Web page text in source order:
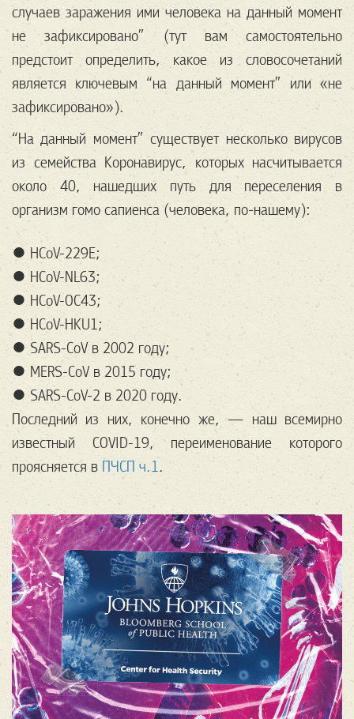
случаев заражения ими человека на данный момент
не зафиксировано” (тут вам самостоятельно
предстоит определить, какое из словосочетаний
является ключевым “на данный момент” или «не
зафиксировано»).
“На данный момент” существует несколько вирусов
из семейства Коронавирус, которых насчитывается
около 40, нашедших путь для переселения в
организм гомо сапиенса (человека, по-нашему):
● HCoV-229E;
● HCoV-NL63;
● HCoV-OC43;
● HCoV-HKU1;
● SARS-CoV в 2002 году;
● MERS-CoV в 2015 году;
● SARS-CoV-2 в 2020 году.
Последний из них, конечно же, — наш всемирно
известный COVID-19, переименование которого
проясняется в ПЧСП ч.1.